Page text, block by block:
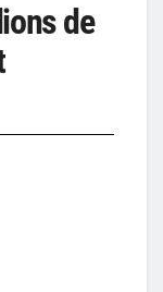
de